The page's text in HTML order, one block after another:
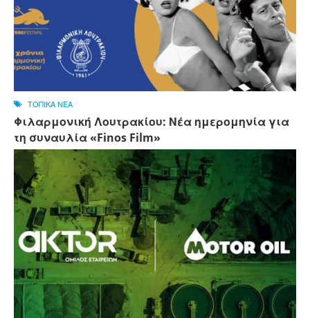
ΤΟΠΙΚΑ ΝΕΑ
Φιλαρμονική Λουτρακίου: Νέα ημερομηνία για
τη συναυλία «Finos Film»